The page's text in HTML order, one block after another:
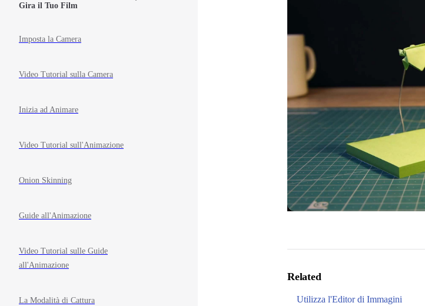
Gira il Tuo Film
Imposta la Camera
Video Tutorial sulla Camera
Inizia ad Animare
Video Tutorial sull'Animazione
Onion Skinning
Guide all'Animazione
Video Tutorial sulle Guide
all'Animazione
La Modalità di Cattura
Related
Utilizza l'Editor di Immagini